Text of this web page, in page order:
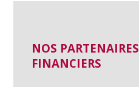
NOS PARTENAIRES
FINANCIERS